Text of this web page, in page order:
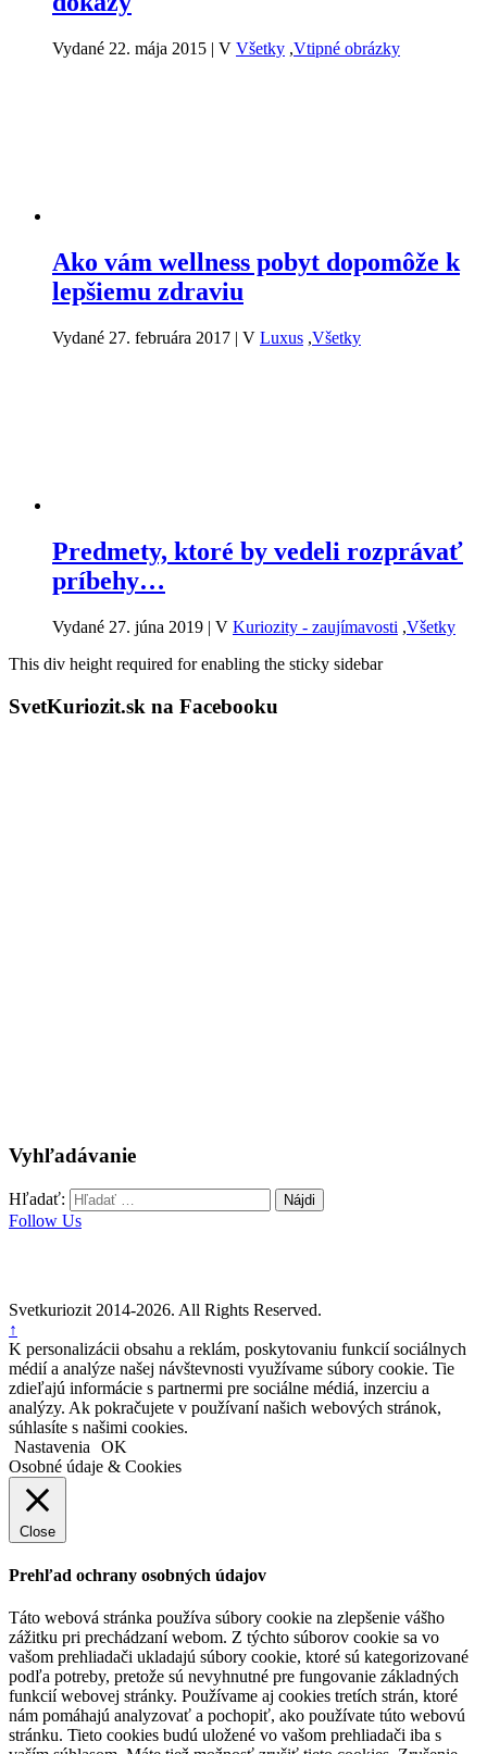
Vydané 22. mája 2015 | V Všetky ,Vtipné obrázky
Ako vám wellness pobyt dopomôže k
lepšiemu zdraviu
Vydané 27. februára 2017 | V Luxus ,Všetky
Predmety, ktoré by vedeli rozprávať
príbehy…
Vydané 27. júna 2019 | V Kuriozity - zaujímavosti ,Všetky
This div height required for enabling the sticky sidebar
SvetKuriozit.sk na Facebooku
Vyhľadávanie
Hľadať:
Follow Us
Svetkuriozit 2014-2026. All Rights Reserved.
↑
K personalizácii obsahu a reklám, poskytovaniu funkcií sociálnych
médií a analýze našej návštevnosti využívame súbory cookie. Tie
zdieľajú informácie s partnermi pre sociálne médiá, inzerciu a
analýzy. Ak pokračujete v používaní našich webových stránok,
súhlasíte s našimi cookies.
Nastavenia
OK
Osobné údaje & Cookies
Close
Prehľad ochrany osobných údajov
Táto webová stránka používa súbory cookie na zlepšenie vášho
zážitku pri prechádzaní webom. Z týchto súborov cookie sa vo
vašom prehliadači ukladajú súbory cookie, ktoré sú kategorizované
podľa potreby, pretože sú nevyhnutné pre fungovanie základných
funkcií webovej stránky. Používame aj cookies tretích strán, ktoré
nám pomáhajú analyzovať a pochopiť, ako používate túto webovú
stránku. Tieto cookies budú uložené vo vašom prehliadači iba s